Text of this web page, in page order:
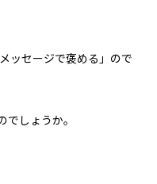
ッセージで褒める」ので
しょうか。